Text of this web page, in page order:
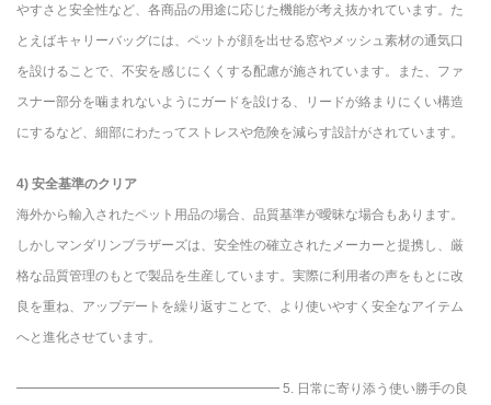
やすさと安全性など、各商品の用途に応じた機能が考え抜かれています。た
とえばキャリーバッグには、ペットが顔を出せる窓やメッシュ素材の通気口
を設けることで、不安を感じにくくする配慮が施されています。また、ファ
スナー部分を噛まれないようにガードを設ける、リードが絡まりにくい構造
にするなど、細部にわたってストレスや危険を減らす設計がされています。
4) 安全基準のクリア
海外から輸入されたペット用品の場合、品質基準が曖昧な場合もあります。
しかしマンダリンブラザーズは、安全性の確立されたメーカーと提携し、厳
格な品質管理のもとで製品を生産しています。実際に利用者の声をもとに改
良を重ね、アップデートを繰り返すことで、より使いやすく安全なアイテム
へと進化させています。
━━━━━━━━━━━━━━━━━━━━ 5. 日常に寄り添う使い勝手の良